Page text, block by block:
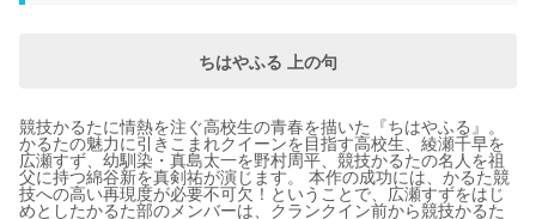
ちはやふる 上の句
競技かるたに情熱を注ぐ高校生の青春を描いた『ちはやふる』。
かるたの魅力に引きこまれクイーンを目指す高校生、綾瀬千早を
広瀬すず、幼馴染・真島太一を野村周平、競技かるたの名人を祖
父に持つ綿谷新を真剣祐が演じます。 本作の成功には、かるた競
技への高い再現度が必要不可欠！ということで、広瀬すずをはじ
めとしたかるた部のメンバーは、クランクイン前から競技かるた